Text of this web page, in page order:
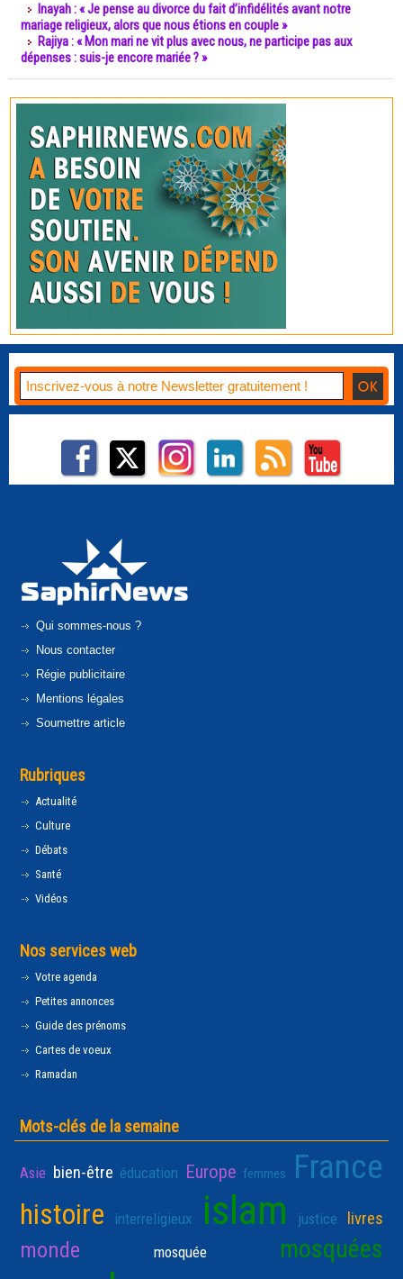
Inayah : « Je pense au divorce du fait d’infidélités avant notre
mariage religieux, alors que nous étions en couple »
Rajiya : « Mon mari ne vit plus avec nous, ne participe pas aux
dépenses : suis-je encore mariée ? »
Qui sommes-nous ?
Nous contacter
Régie publicitaire
Mentions légales
Soumettre article
Rubriques
Actualité
Culture
Débats
Santé
Vidéos
Nos services web
Votre agenda
Petites annonces
Guide des prénoms
Cartes de voeux
Ramadan
Mots-clés de la semaine
Asie bien-être éducation Europe femmes France
histoire interreligieux islam justice livres
monde mosquée mosquées